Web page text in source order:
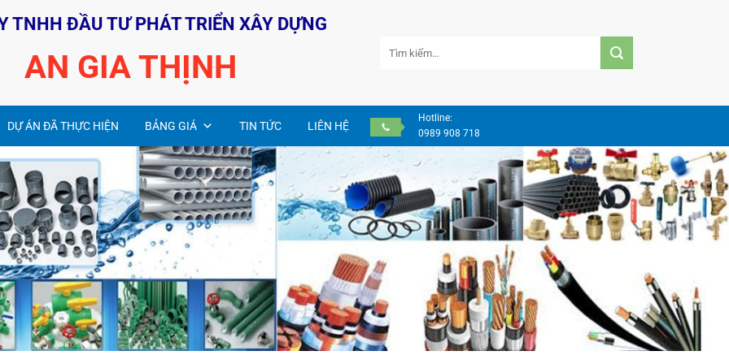
TNHH ĐẦU TƯ PHÁT TRIỂN XÂY DỰNG
AN GIA THỊNH
kiếm:
DỰ ÁN ĐÃ THỰC HIỆN BẢNG GIÁ TIN TỨC LIÊN HỆ
Hotline:
0989 908 718